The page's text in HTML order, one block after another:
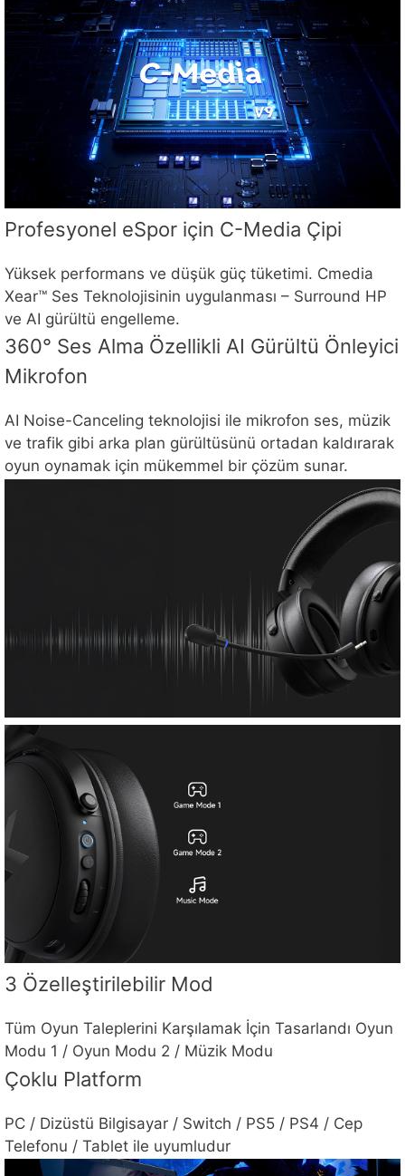
Profesyonel eSpor için C-Media Çipi
Yüksek performans ve düşük güç tüketimi. Cmedia
Xear™ Ses Teknolojisinin uygulanması – Surround HP
ve AI gürültü engelleme.
360° Ses Alma Özellikli AI Gürültü Önleyici
Mikrofon
AI Noise-Canceling teknolojisi ile mikrofon ses, müzik
ve trafik gibi arka plan gürültüsünü ortadan kaldırarak
oyun oynamak için mükemmel bir çözüm sunar.
3 Özelleştirilebilir Mod
Tüm Oyun Taleplerini Karşılamak İçin Tasarlandı Oyun
Modu 1 / Oyun Modu 2 / Müzik Modu
Çoklu Platform
PC / Dizüstü Bilgisayar / Switch / PS5 / PS4 / Cep
Telefonu / Tablet ile uyumludur